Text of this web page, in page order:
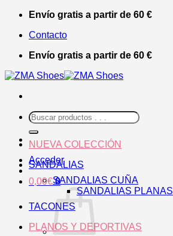
Saltar
contenido
Envío gratis a partir de 60 €
Contacto
Envío gratis a partir de 60 €
Buscar
por:
Acceder
0,00€ 0
NUEVA COLECCIÓN
SANDALIAS
SANDALIAS CUÑA
SANDALIAS PLANAS
TACONES
PLANOS Y DEPORTIVAS